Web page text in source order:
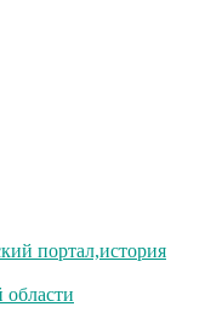
портал,история